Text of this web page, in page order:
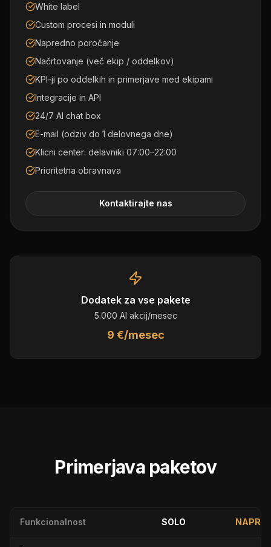
White label
Custom procesi in moduli
Napredno poročanje
Načrtovanje (več ekip / oddelkov)
KPI-ji po oddelkih in primerjave med ekipami
Integracije in API
24/7 AI chat box
E-mail (odziv do 1 delovnega dne)
Klicni center: delavniki 07:00–22:00
Prioritetna obravnava
Kontaktirajte nas
Dodatek za vse pakete
5.000 AI akcij/mesec
9 €/mesec
Primerjava paketov
Funkcionalnost SOLO